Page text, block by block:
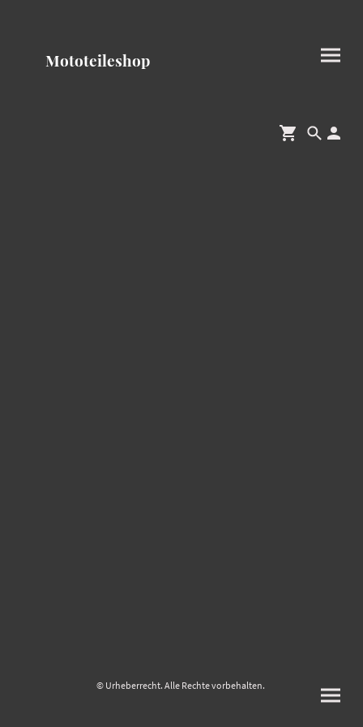
Mototeileshop
© Urheberrecht. Alle Rechte vorbehalten.